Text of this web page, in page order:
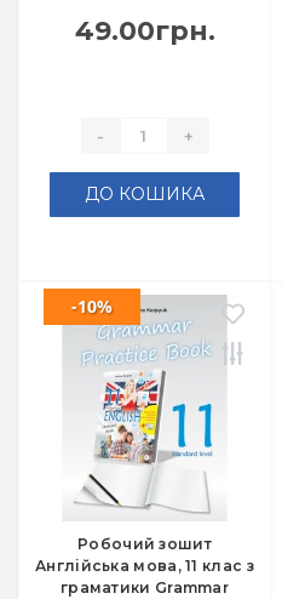
49.00грн.
- +
ДО КОШИКА
Робочий зошит
Англійська мова, 11 клас з
граматики Grammar
-10%